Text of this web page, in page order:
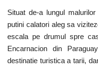
Situat de-a lungul
putini calatori aleg sa
escala pe drumul spre
Encarnacion din
destinatie turistica a tarii,